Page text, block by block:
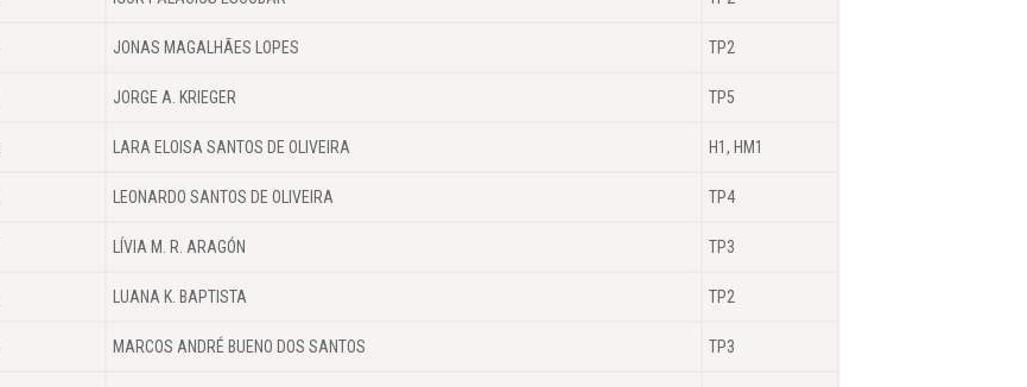
JONAS MAGALHÃES LOPES TP2
JORGE A. KRIEGER TP5
LARA ELOISA SANTOS DE OLIVEIRA H1, HM1
LEONARDO SANTOS DE OLIVEIRA TP4
LÍVIA M. R. ARAGÓN TP3
LUANA K. BAPTISTA TP2
MARCOS ANDRÉ BUENO DOS SANTOS TP3